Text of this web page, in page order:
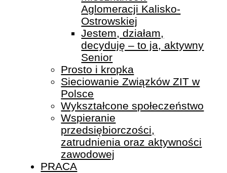
Aglomeracji Kalisko-
Ostrowskiej
Jestem, działam,
decyduję – to ja, aktywny
Senior
Prosto i kropka
Sieciowanie Związków ZIT w
Polsce
Wykształcone społeczeństwo
Wspieranie
przedsiębiorczości,
zatrudnienia oraz aktywności
zawodowej
PRACA